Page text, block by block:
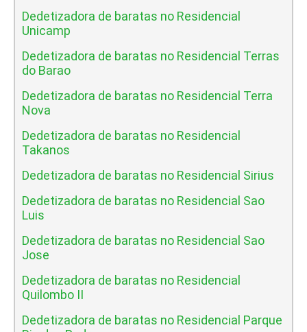
Dedetizadora de baratas no Residencial
Unicamp
Dedetizadora de baratas no Residencial Terras
do Barao
Dedetizadora de baratas no Residencial Terra
Nova
Dedetizadora de baratas no Residencial
Takanos
Dedetizadora de baratas no Residencial Sirius
Dedetizadora de baratas no Residencial Sao
Luis
Dedetizadora de baratas no Residencial Sao
Jose
Dedetizadora de baratas no Residencial
Quilombo II
Dedetizadora de baratas no Residencial Parque